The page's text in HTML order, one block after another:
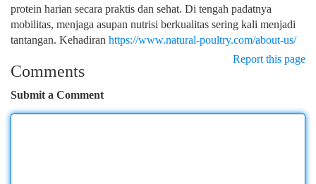
protein harian secara praktis dan sehat. Di tengah padatnya
mobilitas, menjaga asupan nutrisi berkualitas sering kali menjadi
tantangan. Kehadiran https://www.natural-poultry.com/about-us/
Report this page
Comments
Submit a Comment